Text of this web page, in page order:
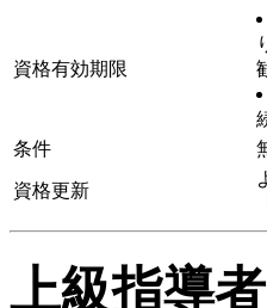
資格有効期限
条件
資格更新
上級指導者